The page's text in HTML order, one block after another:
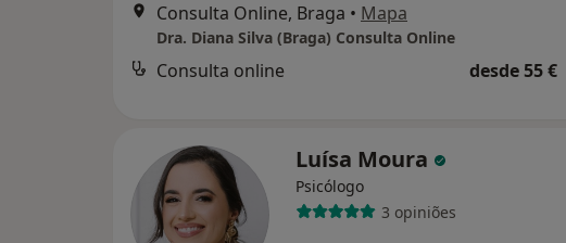
Consulta Online, Braga • Mapa
Dra. Diana Silva (Braga) Consulta Online
Consulta online desde 55 €
Luísa Moura
Psicólogo
3 opiniões